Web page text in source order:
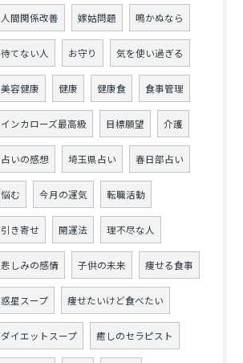
人間関係改善 嫁姑問題 鳴かぬなら
待てない人 お守り 気を使い過ぎる
美容健康 健康 健康食 食事管理
インカローズ最高級 目標願望 介護
占いの感想 埼玉県占い 春日部占い
悩む 今月の運気 転職活動
引き寄せ 開運法 理不尽な人
悲しみの感情 子供の未来 痩せる食事
惑星スープ 痩せたいけど食べたい
ダイエットスープ 癒しのセラピスト